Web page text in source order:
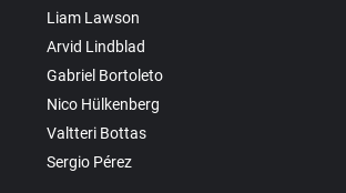
Liam Lawson
Arvid Lindblad
Gabriel Bortoleto
Nico Hülkenberg
Valtteri Bottas
Sergio Pérez